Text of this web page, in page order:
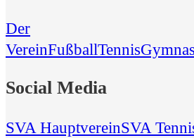
Der
VereinFußballTennis
Social Media
SVA HauptvereinSVA